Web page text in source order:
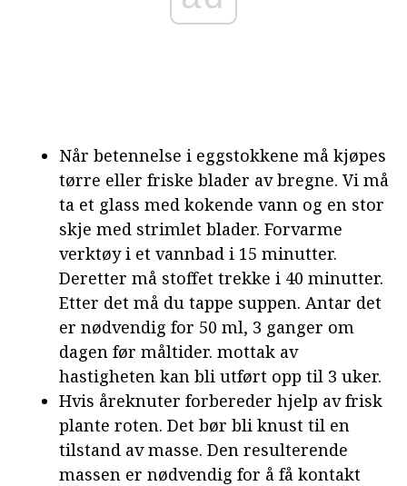
Når betennelse i eggstokkene må kjøpes
tørre eller friske blader av bregne. Vi må
ta et glass med kokende vann og en stor
skje med strimlet blader. Forvarme
verktøy i et vannbad i 15 minutter.
Deretter må stoffet trekke i 40 minutter.
Etter det må du tappe suppen. Antar det
er nødvendig for 50 ml, 3 ganger om
dagen før måltider. mottak av
hastigheten kan bli utført opp til 3 uker.
Hvis åreknuter forbereder hjelp av frisk
plante roten. Det bør bli knust til en
tilstand av masse. Den resulterende
massen er nødvendig for å få kontakt